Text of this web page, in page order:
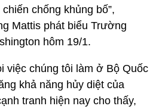
chống khủng bố”,
Mattis phát biểu Trường
hôm 19/1.
việc chúng tôi làm ở Bộ Quốc
khả năng hủy diệt của
tranh hiện nay cho thấy,